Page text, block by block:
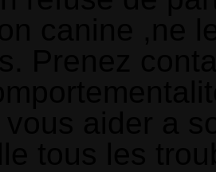
canine ,ne
Prenez
vous aider a
tous les